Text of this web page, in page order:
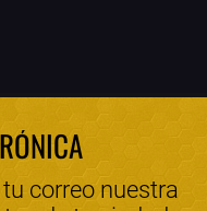
correo nuestra